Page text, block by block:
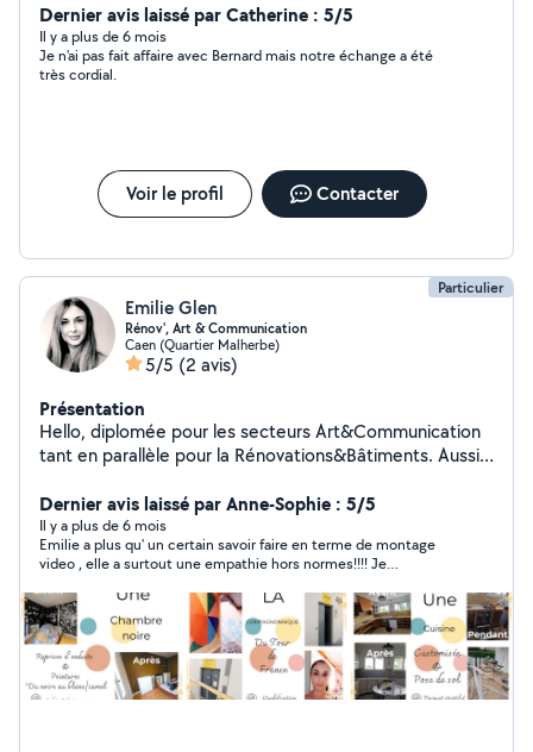
Formateur et professeur également dans ce domaine.
25 années d'expériences. Je cherche avant tout à
donner un coup de main et aussi transmettre mon
savoir faire par le biais de travaux de finition. Également
guitare pour initiation
Dernier avis laissé par Catherine : 5/5
Il y a plus de 6 mois
Je n'ai pas fait affaire avec Bernard mais notre échange a été
très cordial.
Voir le profil Contacter
Particulier
Emilie Glen
Rénov', Art & Communication
Caen (Quartier Malherbe)
5/5 (2 avis)
Présentation
Hello, diplomée pour les secteurs Art&Communication
tant en parallèle pour la Rénovations&Bâtiments. Aussi,
me prêter main forte. Aujourd'hui et depuis prés de
10ans, je propose conseils & services dans mes
domaines de compétences.
Dernier avis laissé par Anne-Sophie : 5/5
Il y a plus de 6 mois
Emilie a plus qu' un certain savoir faire en terme de montage
video , elle a surtout une empathie hors normes!!!! Je
les 18 ans de mon fils!! absolument top!